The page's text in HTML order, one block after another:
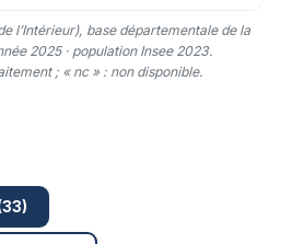
l’Intérieur), base départementale de la
2025 · population Insee 2023.
; « nc » : non disponible.